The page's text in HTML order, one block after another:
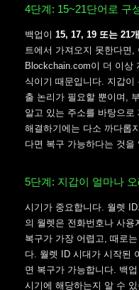
4단계: 15~21단어로 구
백업이 15, 17, 19 또는 21
트에서 가져오지 못한다면
Blockchain.com이 더 이상
식이기 때문입니다. 지갑
출 논리가 필요할 뿐이며,
알고 있는 주소를 바탕으
해결하기에는 다소 까다롭
다면 복구 가능하다는 것을
5단계: 지갑이 얼마나
시기가 중요합니다. 월렛
의 월렛은 전화번호나 사용
복구가 가장 어렵고, 때로
다. 월렛 ID 시대가 시작된
면 복구가 가능합니다. 백
시기에 해당하는지 알 수 있